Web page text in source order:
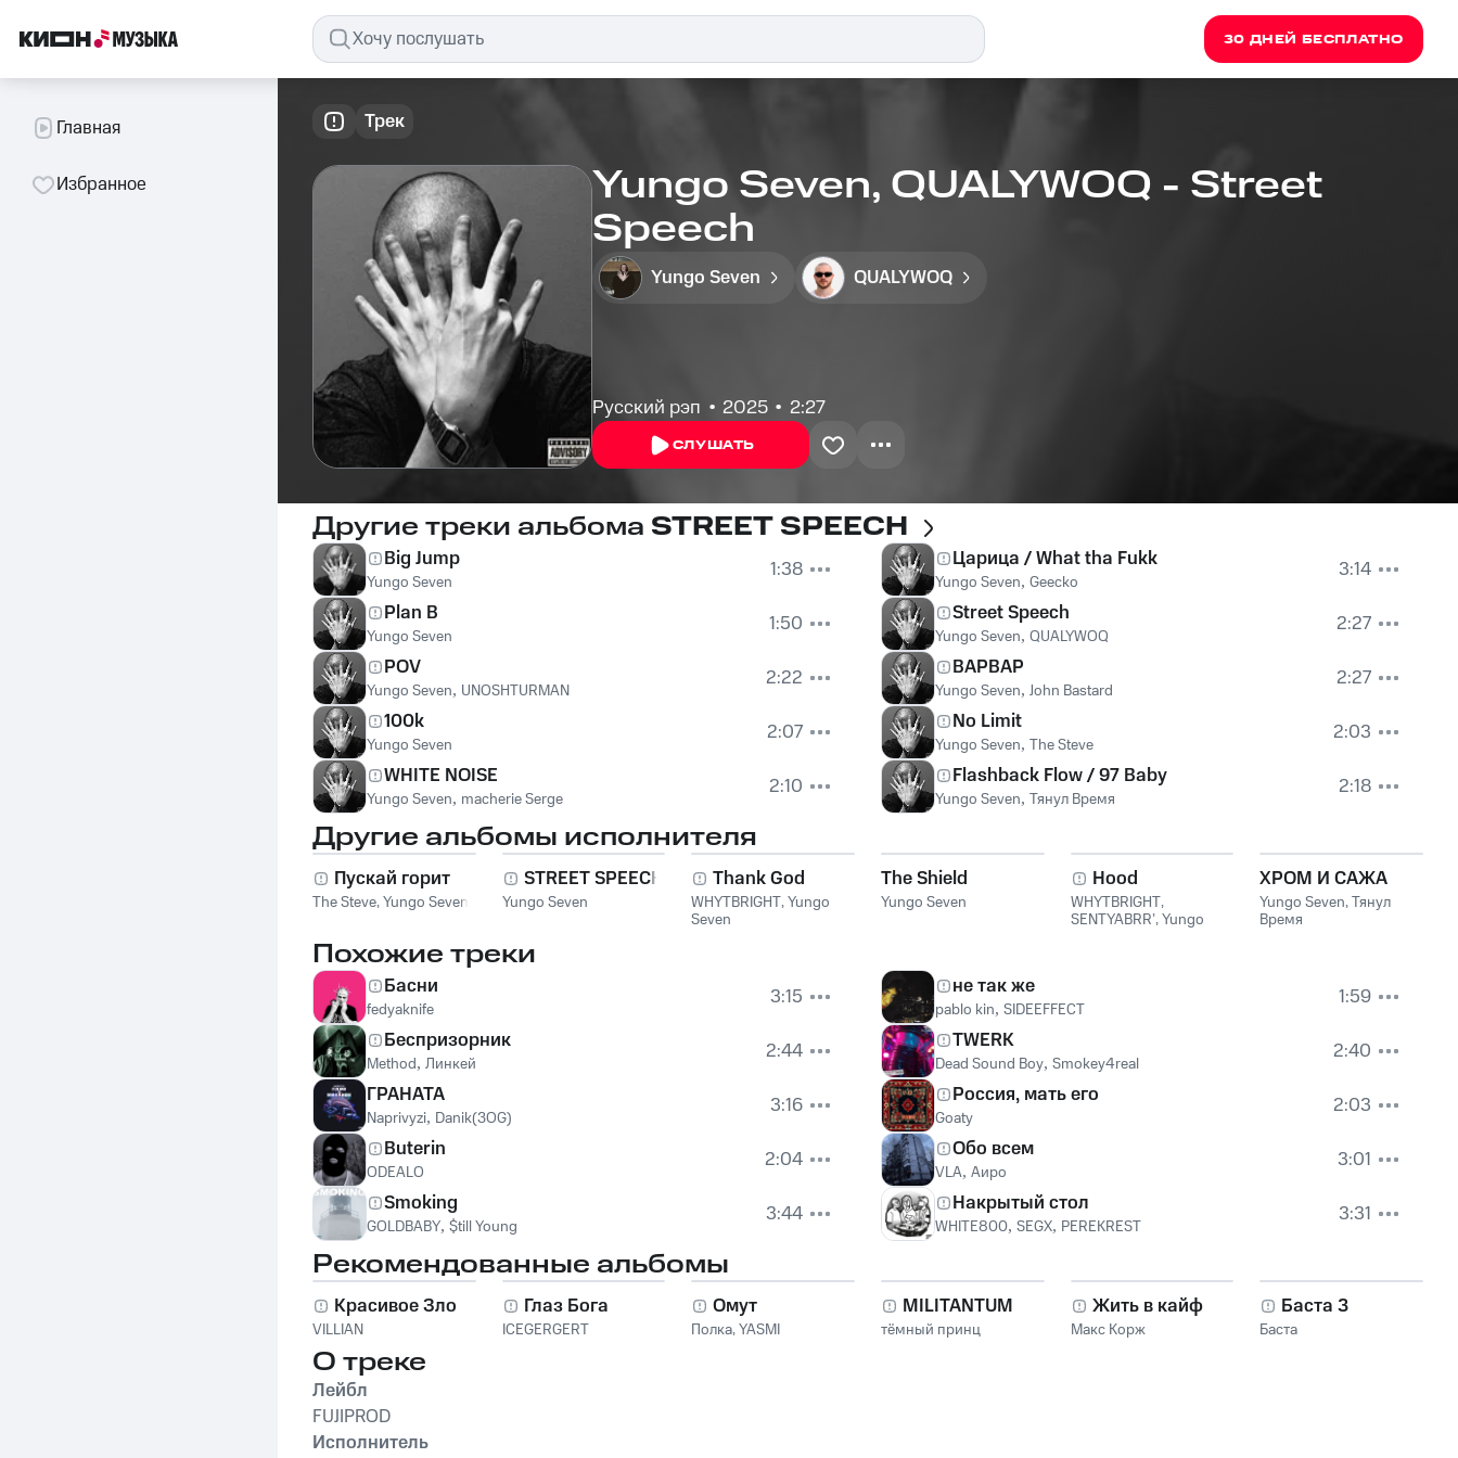
30 ДНЕЙ БЕСПЛАТНО
Главная
Избранное
Трек
Yungo Seven, QUALYWOQ - Street
Speech
Yungo Seven QUALYWOQ
Русский рэп 2025 2:27
СЛУШАТЬ
Другие треки альбома STREET SPEECH
Big Jump
Yungo Seven
1:38
Plan B
Yungo Seven
1:50
POV
Yungo Seven, UNOSHTURMAN
2:22
100k
Yungo Seven
2:07
WHITE NOISE
Yungo Seven, macherie Serge 2:10
Царица / What tha Fukk
Yungo Seven, Geecko
3:14
Street Speech
Yungo Seven, QUALYWOQ
2:27
BAPBAP
Yungo Seven, John Bastard
2:27
No Limit
Yungo Seven, The Steve
2:03
Flashback Flow / 97 Baby
Yungo Seven, Тянул Время 2:18
Другие альбомы исполнителя
Пускай горит
The Steve,Yungo Seven
STREET SPEECH
Yungo Seven
Thank God
WHYTBRIGHT,Yungo
Seven
The Shield
Yungo Seven
Hood
WHYTBRIGHT,
SENTYABRR’,Yungo
ХРОМ И САЖА
Yungo Seven,Тянул
Время
Похожие треки
Басни
fedyaknife
3:15
Беспризорник
Method, Линкей
2:44
ГРАНАТА
Naprivyzi, Danik(3OG)
3:16
Buterin
ODEALO
2:04
Smoking
GOLDBABY, $till Young 3:44
не так же
pablo kin, SIDEEFFECT
1:59
TWERK
Dead Sound Boy, Smokey4real
2:40
Россия, мать его
Goaty
2:03
Обо всем
VLA, Аиро
3:01
Накрытый стол
WHITE800, SEGX, PEREKREST 3:31
Рекомендованные альбомы
Красивое Зло
VILLIAN
Глаз Бога
ICEGERGERT
Омут
Полка,YASMI
MILITANTUM
тёмный принц
Жить в кайф
Макс Корж
Баста 3
Баста
О треке
Лейбл
FUJIPROD
Исполнитель